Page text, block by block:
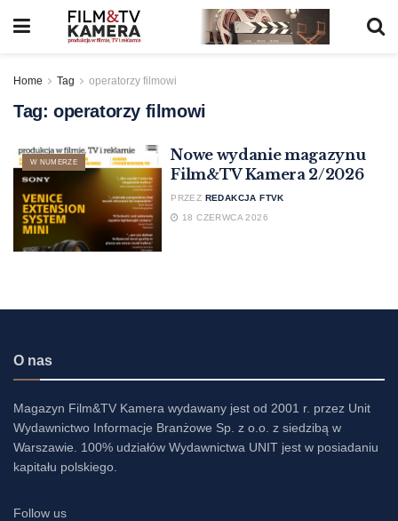
Home Tag operatorzy filmowi
Tag: operatorzy filmowi
W NUMERZE
Nowe wydanie magazynu
Film&TV Kamera 2/2026
PRZEZ REDAKCJA FTVK
18 CZERWCA 2026
O nas
Magazyn Film&TV Kamera wydawany jest od 2001 r. przez Unit
Wydawnictwo Informacje Branżowe Sp. z o.o. z siedzibą w
Warszawie. 100% udziałów Wydawnictwa UNIT jest w posiadaniu
kapitału polskiego.
Follow us